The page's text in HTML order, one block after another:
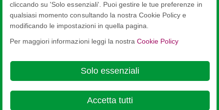
Head Office - 3-5-27 Mita Minato-ku Tokyo
cliccando su 'Solo essenziali'. Puoi gestire le tue preferenze in
qualsiasi momento consultando la nostra Cookie Policy e
modificando le impostazioni in quella pagina.
Per maggiori informazioni leggi la nostra Cookie Policy
Solo essenziali
Accetta tutti